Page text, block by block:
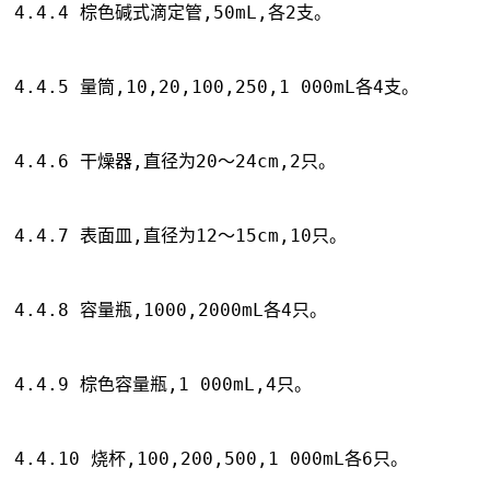
4.4.4 棕色碱式滴定管,50mL,各2支。
4.4.5 量筒,10,20,100,250,1 000mL各4支。
4.4.6 干燥器,直径为20～24cm,2只。
4.4.7 表面皿,直径为12～15cm,10只。
4.4.8 容量瓶,1000,2000mL各4只。
4.4.9 棕色容量瓶,1 000mL,4只。
4.4.10 烧杯,100,200,500,1 000mL各6只。